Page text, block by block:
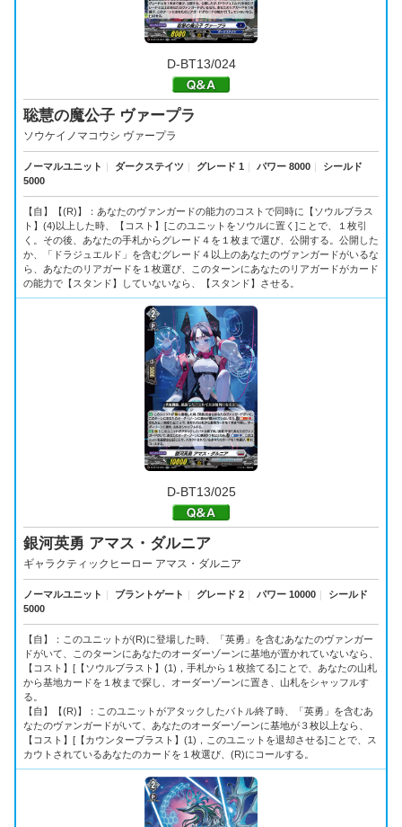
D-BT13/024
聡慧の魔公子 ヴァープラ
ソウケイノマコウシ ヴァープラ
ノーマルユニット ダークステイツ グレード 1 パワー 8000
シールド
5000
【自】【(R)】：あなたのヴァンガードの能力のコストで同時に【ソウルブラス
ト】(4)以上した時、【コスト】[このユニットをソウルに置く]ことで、１枚引
く。その後、あなたの手札からグレード４を１枚まで選び、公開する。公開した
か、「ドラジュエルド」を含むグレード４以上のあなたのヴァンガードがいるな
ら、あなたのリアガードを１枚選び、このターンにあなたのリアガードがカード
の能力で【スタンド】していないなら、【スタンド】させる。
D-BT13/025
銀河英勇 アマス・ダルニア
ギャラクティックヒーロー アマス・ダルニア
ノーマルユニット ブラントゲート グレード 2 パワー 10000
シールド
5000
【自】：このユニットが(R)に登場した時、「英勇」を含むあなたのヴァンガー
ドがいて、このターンにあなたのオーダーゾーンに基地が置かれていないなら、
【コスト】[【ソウルブラスト】(1)，手札から１枚捨てる]ことで、あなたの山札
から基地カードを１枚まで探し、オーダーゾーンに置き、山札をシャッフルす
る。
【自】【(R)】：このユニットがアタックしたバトル終了時、「英勇」を含むあ
なたのヴァンガードがいて、あなたのオーダーゾーンに基地が３枚以上なら、
【コスト】[【カウンターブラスト】(1)，このユニットを退却させる]ことで、ス
カウトされているあなたのカードを１枚選び、(R)にコールする。